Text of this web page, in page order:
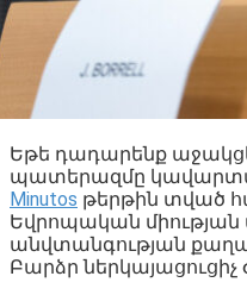
Եթե դադարենք
պատերազմը
Minutos թերթին տված
Եվրոպական
անվտանգության
Բարձր ներկայացուցիչ